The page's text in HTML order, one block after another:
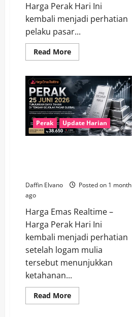
Harga Perak Hari Ini
kembali menjadi perhatian
pelaku pasar...
Read MoreRead
more
Perak
Hari
Ini
Juli
2026
Bergerak
Dinamis
di
Perak Update Harian
Daffin Elvano
Posted on 1 month
ago
Harga Emas Realtime –
Harga Perak Hari Ini
kembali menjadi perhatian
setelah logam mulia
tersebut menunjukkan
ketahanan...
Read MoreRead
more